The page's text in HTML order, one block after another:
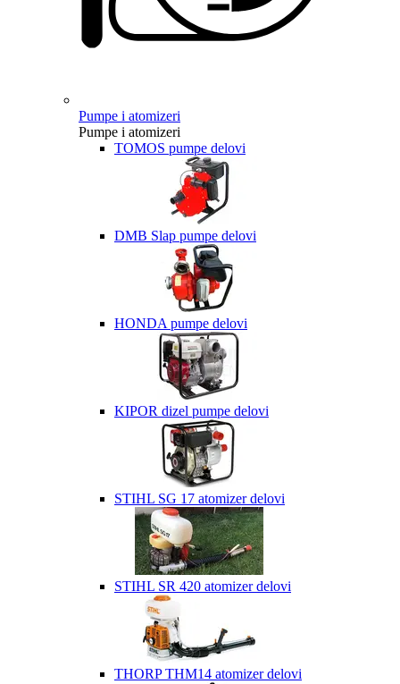
Pumpe i atomizeri
Pumpe i atomizeri
TOMOS pumpe delovi
DMB Slap pumpe delovi
HONDA pumpe delovi
KIPOR dizel pumpe delovi
STIHL SG 17 atomizer delovi
STIHL SR 420 atomizer delovi
THORP THM14 atomizer delovi